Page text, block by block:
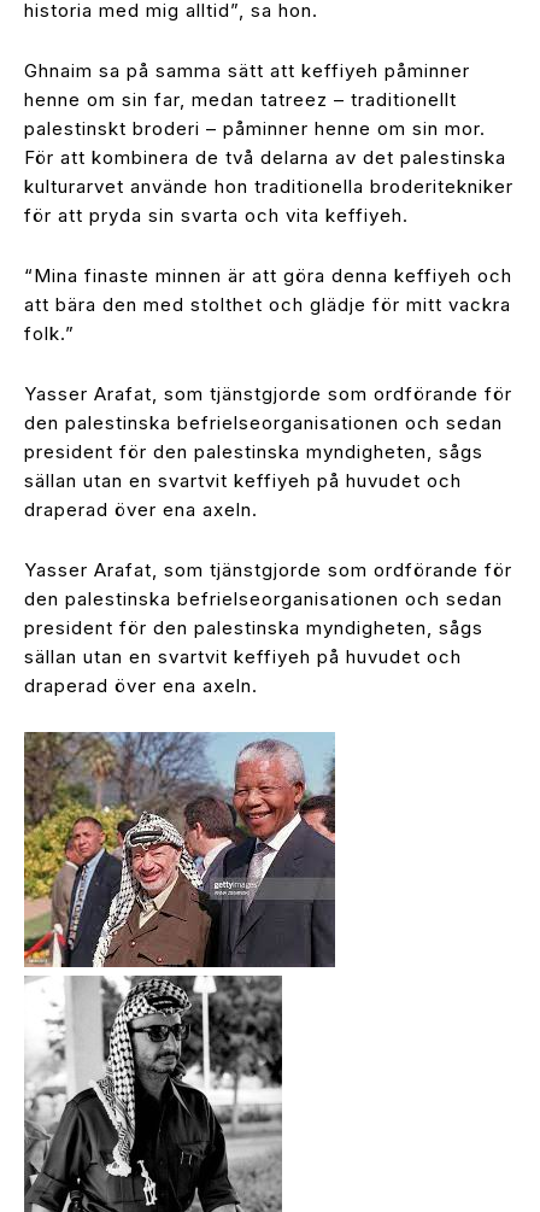
historia med mig alltid”, sa hon.
Ghnaim sa på samma sätt att keffiyeh påminner
henne om sin far, medan tatreez – traditionellt
palestinskt broderi – påminner henne om sin mor.
För att kombinera de två delarna av det palestinska
kulturarvet använde hon traditionella broderitekniker
för att pryda sin svarta och vita keffiyeh.
“Mina finaste minnen är att göra denna keffiyeh och
att bära den med stolthet och glädje för mitt vackra
folk.”
Yasser Arafat, som tjänstgjorde som ordförande för
den palestinska befrielseorganisationen och sedan
president för den palestinska myndigheten, sågs
sällan utan en svartvit keffiyeh på huvudet och
draperad över ena axeln.
Yasser Arafat, som tjänstgjorde som ordförande för
den palestinska befrielseorganisationen och sedan
president för den palestinska myndigheten, sågs
sällan utan en svartvit keffiyeh på huvudet och
draperad över ena axeln.